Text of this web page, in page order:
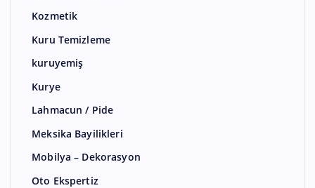
Kozmetik
Kuru Temizleme
kuruyemiş
Kurye
Lahmacun / Pide
Meksika Bayilikleri
Mobilya – Dekorasyon
Oto Ekspertiz